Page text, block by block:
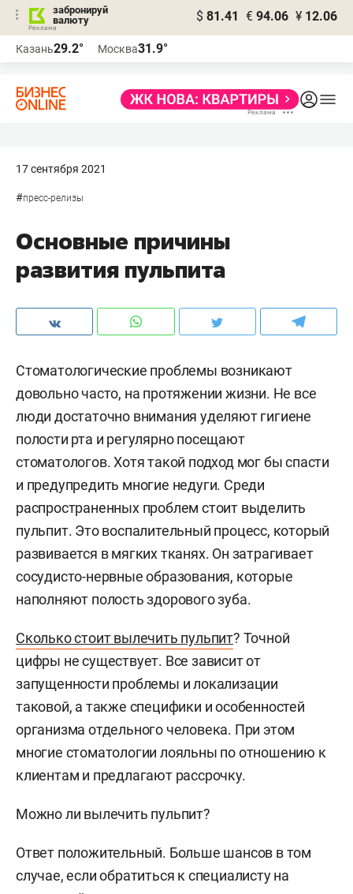
забронируй
валюту
$ 81.41 € 94.06 ¥ 12.06
Казань29.2° Москва31.9°
17 сентября 2021
#пресс-релизы
Основные причины
развития пульпита
Стоматологические проблемы возникают
довольно часто, на протяжении жизни. Не все
люди достаточно внимания уделяют гигиене
полости рта и регулярно посещают
стоматологов. Хотя такой подход мог бы спасти
и предупредить многие недуги. Среди
распространенных проблем стоит выделить
пульпит. Это воспалительный процесс, который
развивается в мягких тканях. Он затрагивает
сосудисто-нервные образования, которые
наполняют полость здорового зуба.
Сколько стоит вылечить пульпит? Точной
цифры не существует. Все зависит от
запущенности проблемы и локализации
таковой, а также специфики и особенностей
организма отдельного человека. При этом
многие стоматологии лояльны по отношению к
клиентам и предлагают рассрочку.
Можно ли вылечить пульпит?
Ответ положительный. Больше шансов в том
случае, если обратиться к специалисту на